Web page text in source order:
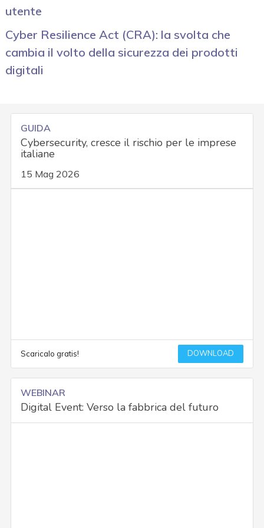
utente
Cyber Resilience Act (CRA): la svolta che
cambia il volto della sicurezza dei prodotti
digitali
GUIDA
Cybersecurity, cresce il rischio per le imprese
italiane
15 Mag 2026
Scaricalo gratis! DOWNLOAD
WEBINAR
Digital Event: Verso la fabbrica del futuro